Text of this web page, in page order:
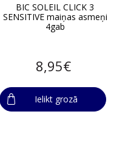
BIC SOLEIL CLICK 3
SENSITIVE maiņas asmeņi
4gab
8,95€
Ielikt grozā